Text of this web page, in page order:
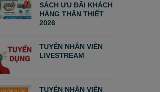
SÁCH ƯU ĐÃI KHÁCH
HÀNG THÂN THIẾT
2026
TUYỂN NHÂN VIÊN
LIVESTREAM
TUYỂN NHÂN VIÊN